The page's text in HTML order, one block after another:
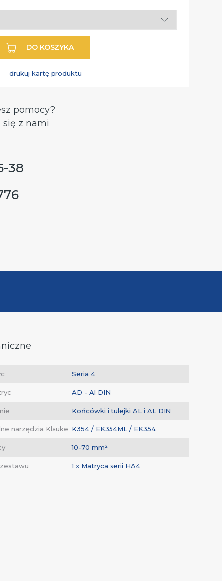
DO KOSZYKA
drukuj kartę produktu
pomocy?
z nami
38
Seria 4
AD - Al DIN
Końcówki i tulejki AL i AL DIN
narzędzia Klauke K354 / EK354ML / EK354
10-70 mm²
1 x Matryca serii HA4